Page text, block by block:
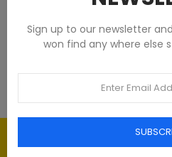
€93.00
Élégance
Sign up to our newsletter
won find any where else